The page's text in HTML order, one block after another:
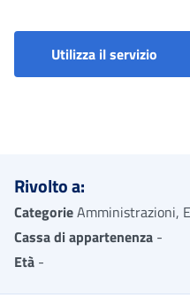
Utilizza il servizio
Rivolto a:
CategorieAmministrazioni,
Cassa di appartenenza -
Età -